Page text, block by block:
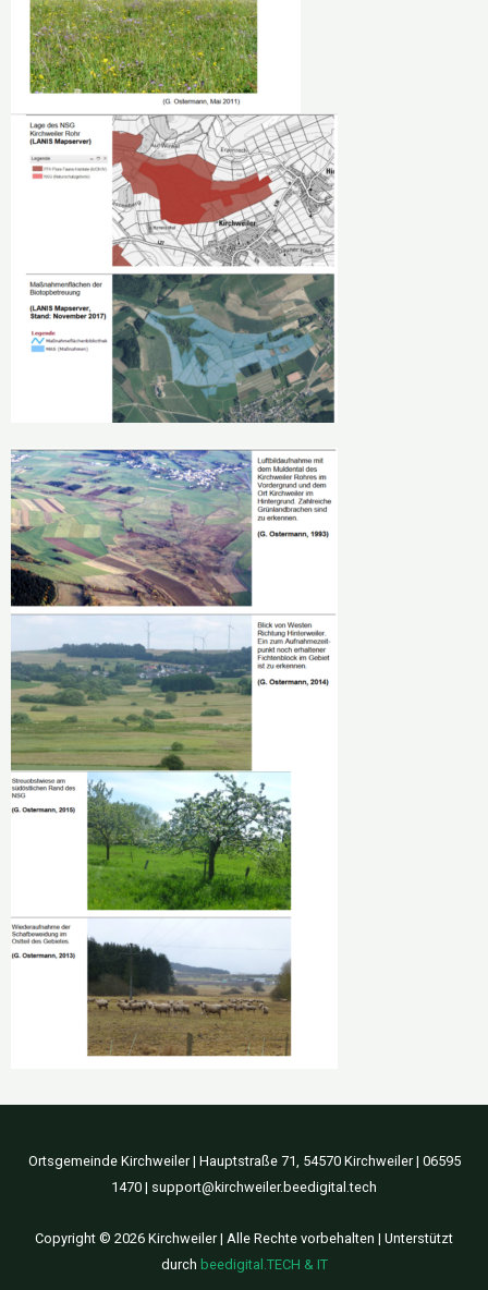
Ortsgemeinde Kirchweiler | Hauptstraße 71, 54570 Kirchweiler | 06595
1470 | support@kirchweiler.beedigital.tech
Copyright © 2026 Kirchweiler | Alle Rechte vorbehalten | Unterstützt
durch beedigital.TECH & IT